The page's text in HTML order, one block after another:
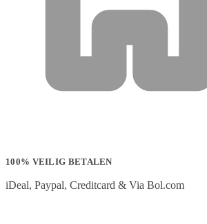
100% VEILIG BETALEN
iDeal, Paypal, Creditcard & Via Bol.com